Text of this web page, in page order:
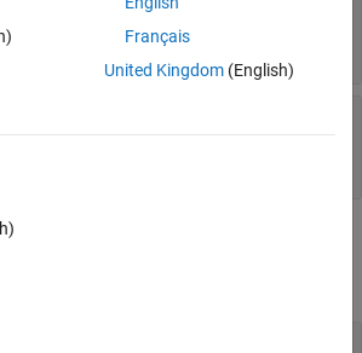
functions
array
Français
United Kingdom(English)